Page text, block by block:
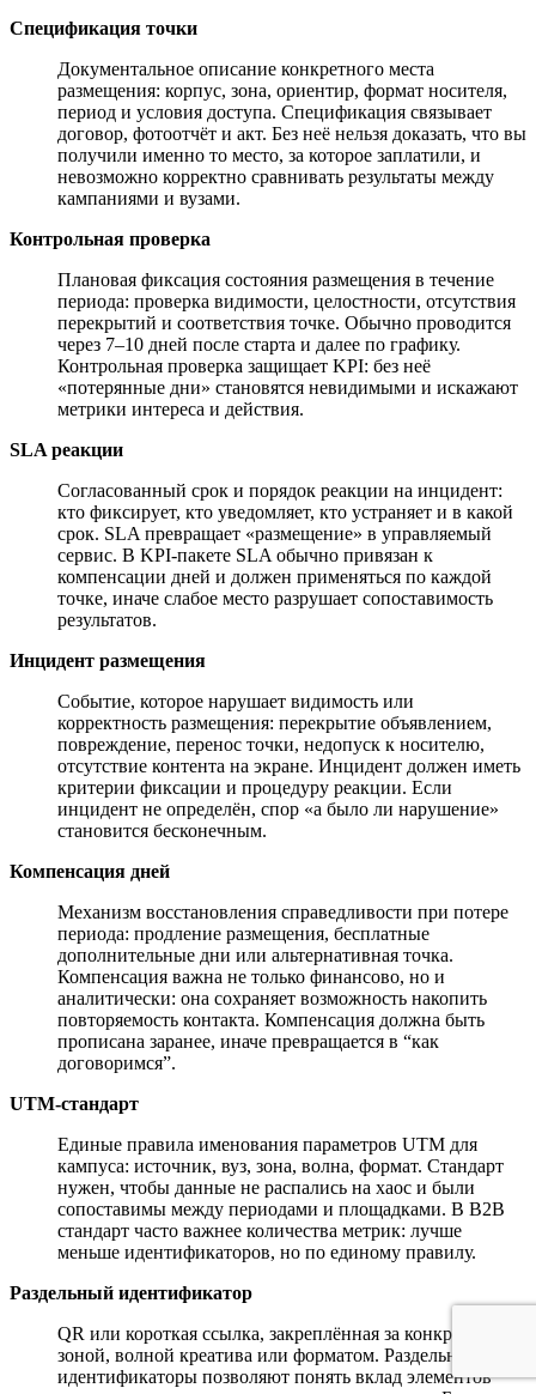
Спецификация точки
Документальное описание конкретного места
размещения: корпус, зона, ориентир, формат носителя,
период и условия доступа. Спецификация связывает
договор, фотоотчёт и акт. Без неё нельзя доказать, что вы
получили именно то место, за которое заплатили, и
невозможно корректно сравнивать результаты между
кампаниями и вузами.
Контрольная проверка
Плановая фиксация состояния размещения в течение
периода: проверка видимости, целостности, отсутствия
перекрытий и соответствия точке. Обычно проводится
через 7–10 дней после старта и далее по графику.
Контрольная проверка защищает KPI: без неё
«потерянные дни» становятся невидимыми и искажают
метрики интереса и действия.
SLA реакции
Согласованный срок и порядок реакции на инцидент:
кто фиксирует, кто уведомляет, кто устраняет и в какой
срок. SLA превращает «размещение» в управляемый
сервис. В KPI-пакете SLA обычно привязан к
компенсации дней и должен применяться по каждой
точке, иначе слабое место разрушает сопоставимость
результатов.
Инцидент размещения
Событие, которое нарушает видимость или
корректность размещения: перекрытие объявлением,
повреждение, перенос точки, недопуск к носителю,
отсутствие контента на экране. Инцидент должен иметь
критерии фиксации и процедуру реакции. Если
инцидент не определён, спор «а было ли нарушение»
становится бесконечным.
Компенсация дней
Механизм восстановления справедливости при потере
периода: продление размещения, бесплатные
дополнительные дни или альтернативная точка.
Компенсация важна не только финансово, но и
аналитически: она сохраняет возможность накопить
повторяемость контакта. Компенсация должна быть
прописана заранее, иначе превращается в “как
договоримся”.
UTM-стандарт
Единые правила именования параметров UTM для
кампуса: источник, вуз, зона, волна, формат. Стандарт
нужен, чтобы данные не распались на хаос и были
сопоставимы между периодами и площадками. В B2B
стандарт часто важнее количества метрик: лучше
меньше идентификаторов, но по единому правилу.
Раздельный идентификатор
QR или короткая ссылка, закреплённая за конкретной
зоной, волной креатива или форматом. Раздельные
идентификаторы позволяют понять вклад элементов